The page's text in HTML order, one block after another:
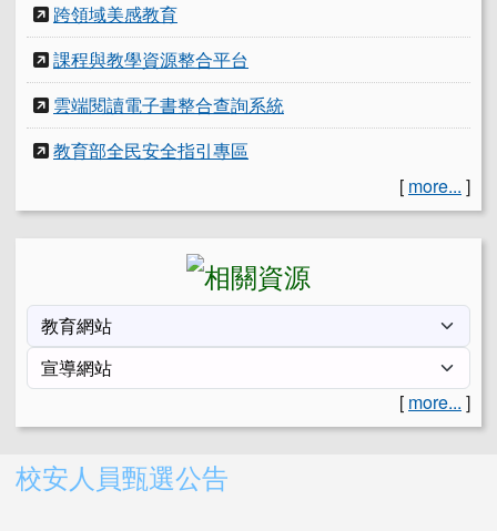
跨領域美感教育
課程與教學資源整合平台
雲端閱讀電子書整合查詢系統
教育部全民安全指引專區
[ more... ]
[ more... ]
右邊區域內容
校安人員甄選公告